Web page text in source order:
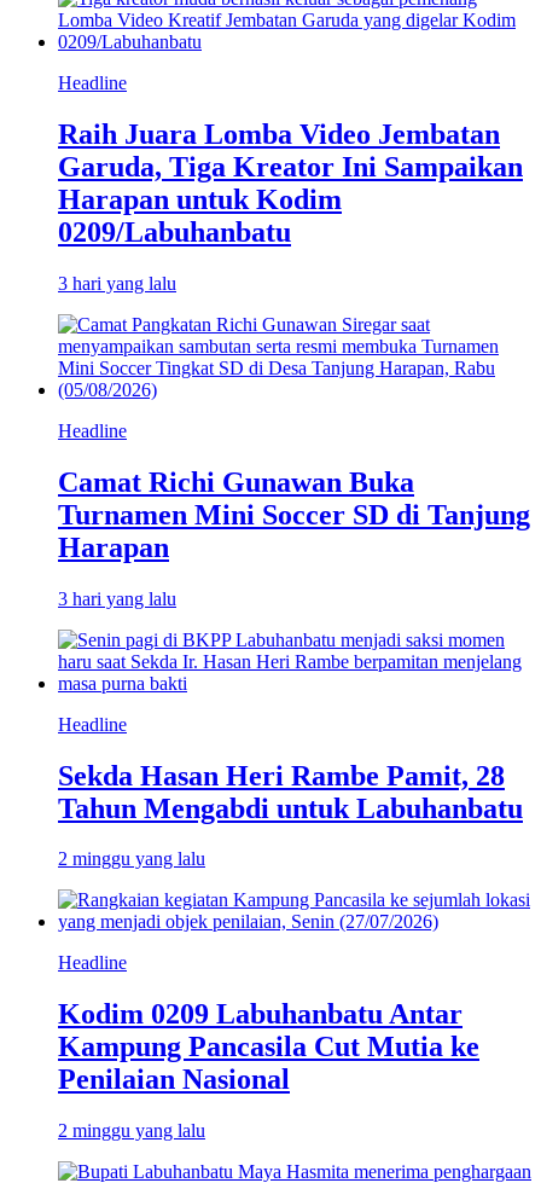
Headline
Raih Juara Lomba Video Jembatan
Garuda, Tiga Kreator Ini Sampaikan
Harapan untuk Kodim
0209/Labuhanbatu
3 hari yang lalu
Headline
Camat Richi Gunawan Buka
Turnamen Mini Soccer SD di Tanjung
Harapan
3 hari yang lalu
Headline
Sekda Hasan Heri Rambe Pamit, 28
Tahun Mengabdi untuk Labuhanbatu
2 minggu yang lalu
Headline
Kodim 0209 Labuhanbatu Antar
Kampung Pancasila Cut Mutia ke
Penilaian Nasional
2 minggu yang lalu